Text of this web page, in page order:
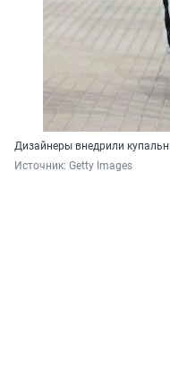
Дизайнеры внедрили
Источник: Getty Images